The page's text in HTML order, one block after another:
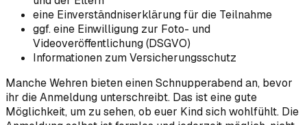
eine Einverständniserklärung für die Teilnahme
ggf. eine Einwilligung zur Foto- und
Videoveröffentlichung (DSGVO)
Informationen zum Versicherungsschutz
Manche Wehren bieten einen Schnupperabend an, bevor
ihr die Anmeldung unterschreibt. Das ist eine gute
Möglichkeit, um zu sehen, ob euer Kind sich wohlfühlt. Die